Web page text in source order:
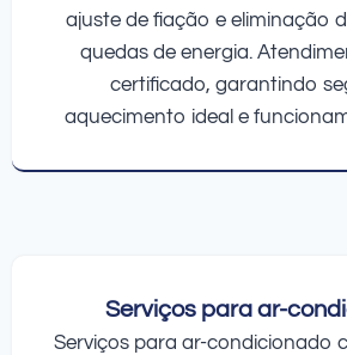
ajuste de fiação e eliminação
quedas de energia.
certificado, garantindo
aquecimento ideal e
Serviços para ar-
Serviços para ar-condicionado